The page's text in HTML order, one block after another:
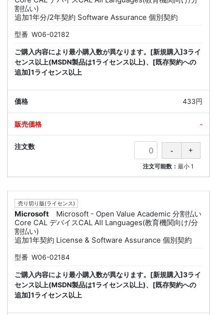
割払い)
追加1年分/2年契約 Software Assurance 個別契約
型番 W06-02182
ご購入内容により最小購入数が異なります。[新規購入]3ライ
センス以上(MSDN製品は1ライセンス以上)、[既存契約への
追加]1ライセンス以上
433円
-
注文可能数：最小 1
売り切り版(ライセンス)
Microsoft
Microsoft - Open Value Academic 分割払い
Core CAL デバイスCAL All Languages(教育機関向け/分
割払い)
追加1年契約 License & Software Assurance 個別契約
型番 W06-02184
ご購入内容により最小購入数が異なります。[新規購入]3ライ
センス以上(MSDN製品は1ライセンス以上)、[既存契約への
追加]1ライセンス以上